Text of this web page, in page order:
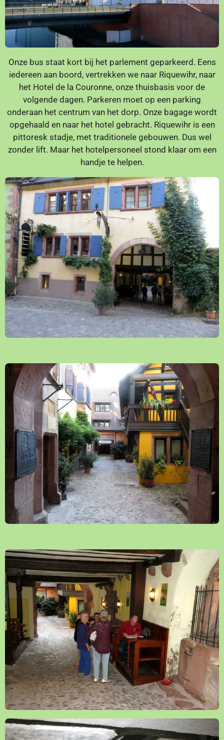
Onze bus staat kort bij het parlement geparkeerd. Eens
iedereen aan boord, vertrekken we naar Riquewihr, naar
het Hotel de la Couronne, onze thuisbasis voor de
volgende dagen. Parkeren moet op een parking
onderaan het centrum van het dorp. Onze bagage wordt
opgehaald en naar het hotel gebracht. Riquewihr is een
pittoresk stadje, met traditionele gebouwen. Dus wel
zonder lift. Maar het hotelpersoneel stond klaar om een
handje te helpen.